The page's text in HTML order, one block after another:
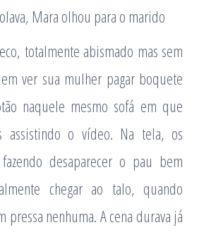
Mara olhou para o marido
totalmente abismado mas sem
ver sua mulher pagar boquete
naquele mesmo sofá em que
assistindo o vídeo. Na tela, os
desaparecer o pau bem
chegar ao talo, quando
pressa nenhuma. A cena durava já